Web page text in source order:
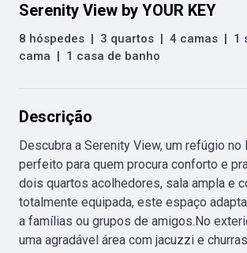
Serenity View by YOUR KEY
8 hóspedes | 3 quartos | 4 camas | 1
cama | 1 casa de banho
Descrição
Descubra a Serenity View, um refúgio no
perfeito para quem procura conforto e
dois quartos acolhedores, sala ampla e
totalmente equipada, este espaço
a famílias ou grupos de amigos.No
uma agradável área com jacuzzi e